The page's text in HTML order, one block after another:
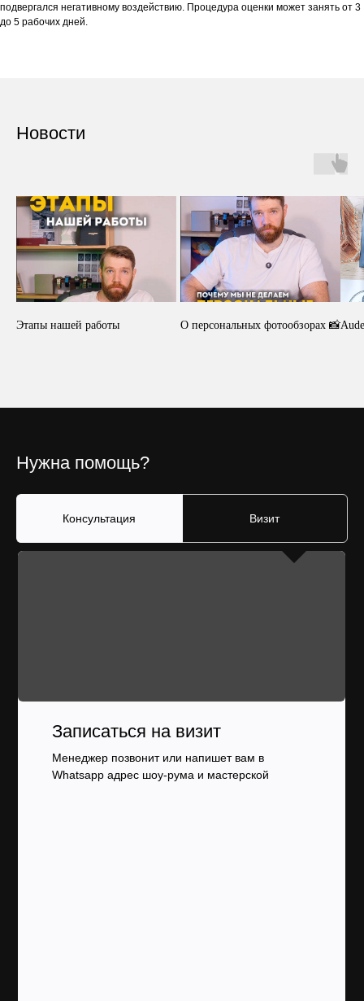
подвергался негативному воздействию. Процедура оценки может занять от 3
до 5 рабочих дней.
Новости
Этапы нашей работы О персональных фотообзорах 📸
Нужна помощь?
Консультация Визит
Записаться на визит
Менеджер позвонит или напишет вам в
Whatsapp адрес шоу-рума и мастерской